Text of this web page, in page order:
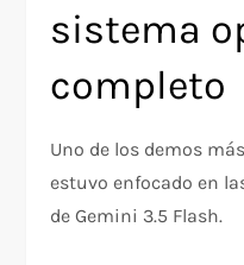
sistema
completo
Uno de los demos
estuvo enfocado en
de Gemini 3.5 Flash.